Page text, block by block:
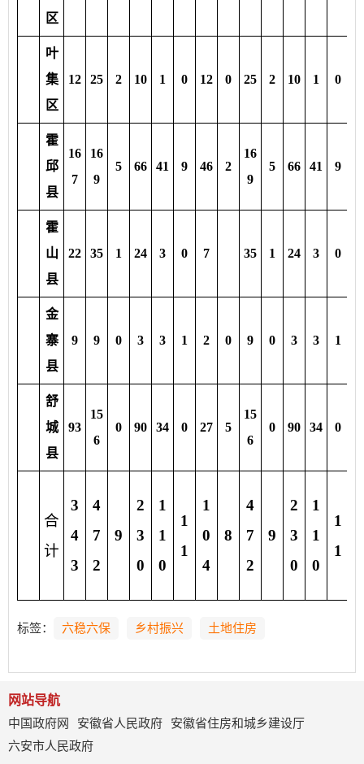
区
叶
集
区
12 25 2 10 1 0 12 0 25 2 10 1 0
霍
邱
县
16
7
16
9
5 66 41 9 46 2
16
9
5 66 41 9
霍
山
县
22 35 1 24 3 0 7 35 1 24 3 0
金
寨
县
9 9 0 3 3 1 2 0 9 0 3 3 1
舒
城
县
93
15
6
0 90 34 0 27 5
15
6
0 90 34 0
合
计
3
4
3
4
7
2
9
2
3
0
1
1
0
1
1
1
0
4
8
4
7
2
9
2
3
0
1
1
0
1
1
标签： 六稳六保 乡村振兴 土地住房
网站导航
中国政府网
安徽省人民政府
安徽省住房和城乡建设厅
六安市人民政府